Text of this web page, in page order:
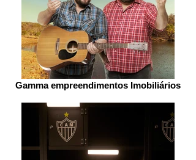
Gamma empreendimentos Imobiliários